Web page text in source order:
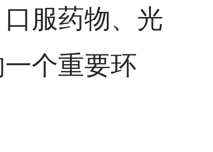
服药物、光
个重要环